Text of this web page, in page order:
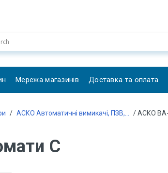
Мережа магазинів Доставка та оплата
/ АСКО Автоматичні вимикачі, ПЗВ,... / АСКО ВА-
C